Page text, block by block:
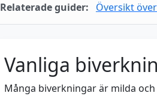
Relaterade guider: Översikt
Vanliga
Många biverkningar är milda